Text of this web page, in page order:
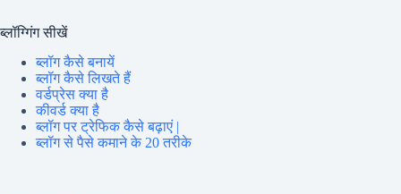
ब्लॉग्गिंग सीखें
ब्लॉग कैसे बनायें
ब्लॉग कैसे लिखते हैं
वर्डप्रेस क्या है
कीवर्ड क्या है
ब्लॉग पर ट्रेफिक कैसे बढ़ाएं |
ब्लॉग से पैसे कमाने के 20 तरीके